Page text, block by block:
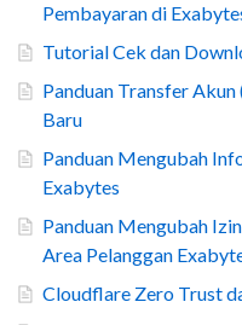
Pembayaran di
Tutorial Cek dan
Panduan Transfer
Baru
Panduan Mengubah
Exabytes
Panduan Mengubah
Area Pelanggan
Cloudflare Zero Trust